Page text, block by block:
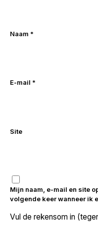
Naam *
E-mail *
Site
Mijn naam, e-mail en site
volgende keer wanneer ik
Vul de rekensom in